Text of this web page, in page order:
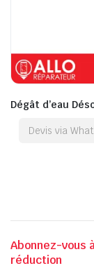
Dégât d’eau
Devis via
Abonnez-vous
réduction